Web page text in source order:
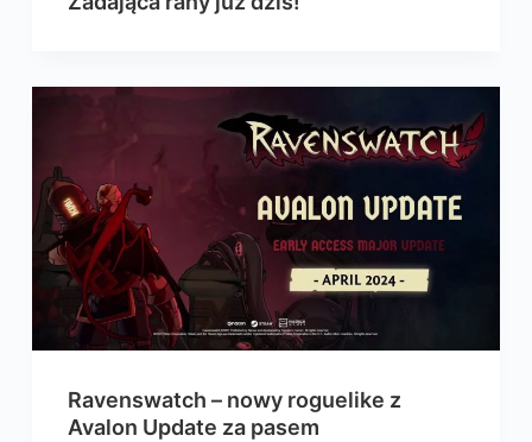
Ravenswatch – nowy roguelike z
Avalon Update za pasem